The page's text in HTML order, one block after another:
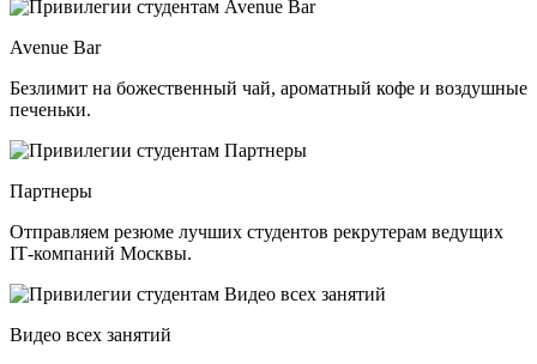
Avenue Bar
Безлимит на божественный чай, ароматный кофе и воздушные
печеньки.
Партнеры
Отправляем резюме лучших студентов рекрутерам ведущих
ІТ-компаний Москвы.
Видео всех занятий